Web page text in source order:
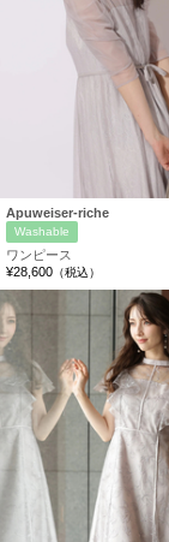
Apuweiser-riche
Washable
ワンピース
¥28,600 （税込）